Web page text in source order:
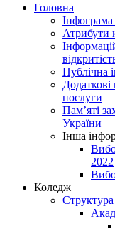
Головна
Атрибути
Публічна
Додаткові
послуги
Пам’яті
України
Інша
2022
Коледж
Структура